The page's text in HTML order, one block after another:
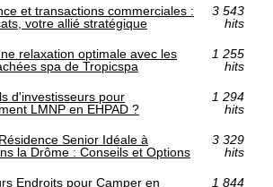
et transactions commerciales :
votre allié stratégique
3 543
hits
relaxation optimale avec les
spa de Tropicspa
1 255
hits
d'investisseurs pour
LMNP en EHPAD ?
1 294
hits
Senior Idéale à
la Drôme : Conseils et Options
3 329
hits
Endroits pour Camper en
1 844